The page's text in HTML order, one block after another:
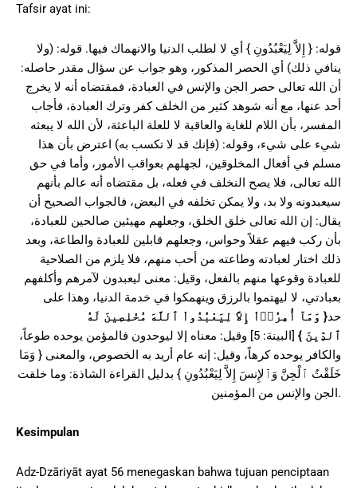
Tafsir ayat ini:
قوله: { إِلاَّ لِيَعْبُدُونِ } أي لا لطلب الدنيا والانهماك فيها. قوله: (ولا
ينافي ذلك) أي الحصر المذكور، وهو جواب عن سؤال مقدر حاصله:
أن الله تعالى حصر الجن والإنس في العبادة، فمقتضاه أنه لا يخرج
أحد عنها، مع أنه شوهد كثير من الخلف كفر وترك العبادة، فأجاب
المفسر، بأن اللام للغاية والعاقبة لا للعلة الباعثة، لأن الله لا يبعثه
شيء على شيء، وقوله: (فإنك قد لا تكسب به) اعترض بأن هذا
مسلم في أفعال المخلوقين، لجهلهم بعواقب الأمور، وأما في حق
الله تعالى، فلا يصح النخلف في فعله، بل مقتضاه أنه عالم بأنهم
سيعبدونه ولا بد، ولا يمكن تخلفه في البعض، فالجواب الصحيح أن
يقال: إن الله تعالى خلق الخلق، وجعلهم مهيئين صالحين للعبادة،
بأن ركب فيهم عقلاً وحواس، وجعلهم قابلين للعبادة والطاعة، وبعد
ذلك اختار لعبادته وطاعته من أحب منهم، فلا يلزم من الصلاحية
للعبادة وقوعها منهم بالفعل، وقيل: معنى ليعبدون لآمرهم وأكلفهم
بعبادتي، لا ليهتموا بالرزق وينهمكوا في خدمة الدنيا، وهذا على
حد{ وَمَآ أُمِرُوۤاْ إِلاَّ لِيَعْبُدُواْ ٱللَّهَ مُخْلِصِينَ لَهُ
ٱلدِّينَ }
[البينة: 5] وقيل: معناه إلا ليوحدون فالمؤمن يوحده طوعاً،
والكافر يوحده كرهاً، وقيل: إنه عام أريد به الخصوص، والمعنى { وَمَا
خَلَقْتُ ٱلْجِنَّ وَٱلإِنسَ إِلاَّ لِيَعْبُدُونِ } بدليل القراءة الشاذة: وما خلقت
الجن والإنس من المؤمنين.
Kesimpulan
Adz-Dzāriyāt ayat 56 menegaskan bahwa tujuan penciptaan